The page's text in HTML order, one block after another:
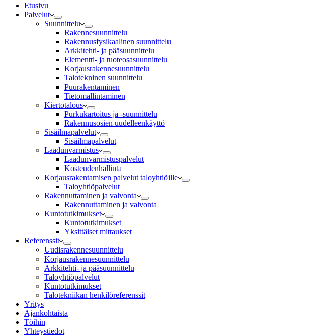
Etusivu
Palvelut
Suunnittelu
Rakennesuunnittelu
Rakennusfysikaalinen suunnittelu
Arkkitehti- ja pääsuunnittelu
Elementti- ja tuoteosasuunnittelu
Korjausrakennesuunnittelu
Talotekninen suunnittelu
Puurakentaminen
Tietomallintaminen
Kiertotalous
Purkukartoitus ja -suunnittelu
Rakennusosien uudelleenkäyttö
Sisäilmapalvelut
Sisäilmapalvelut
Laadunvarmistus
Laadunvarmistuspalvelut
Kosteudenhallinta
Korjausrakentamisen palvelut taloyhtiöille
Taloyhtiöpalvelut
Rakennuttaminen ja valvonta
Rakennuttaminen ja valvonta
Kuntotutkimukset
Kuntotutkimukset
Yksittäiset mittaukset
Referenssit
Uudisrakennesuunnittelu
Korjausrakennesuunnittelu
Arkkitehti- ja pääsuunnittelu
Taloyhtiöpalvelut
Kuntotutkimukset
Talotekniikan henkilöreferenssit
Yritys
Ajankohtaista
Töihin
Yhteystiedot